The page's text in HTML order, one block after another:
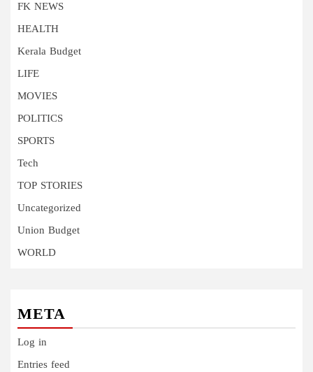
FK NEWS
HEALTH
Kerala Budget
LIFE
MOVIES
POLITICS
SPORTS
Tech
TOP STORIES
Uncategorized
Union Budget
WORLD
META
Log in
Entries feed